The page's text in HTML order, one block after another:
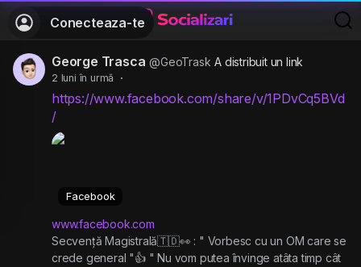
Conecteaza-te
George Trasca @GeoTrask A distribuit un link
2 luni în urmă ·
https://www.facebook.com/share/v/1PDvCq5BVd
/
Facebook
www.facebook.com
Secvență Magistrală🇹🇩👀 : " Vorbesc cu un OM care se
crede general "👍 " Nu vom putea învinge atâta timp cât